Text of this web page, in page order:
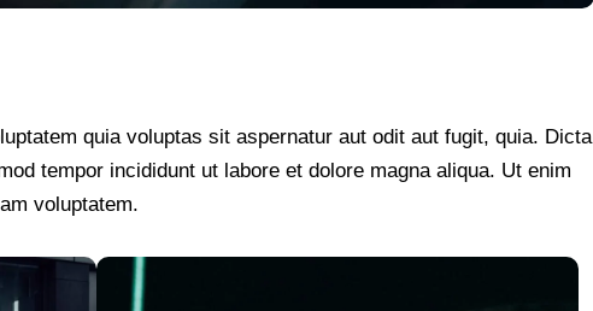
quia voluptas sit aspernatur aut odit aut fugit, quia. Dicta
tempor incididunt ut labore et dolore magna aliqua. Ut enim
voluptatem.